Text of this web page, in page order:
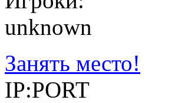
unknown
Занять место!
IP:PORT